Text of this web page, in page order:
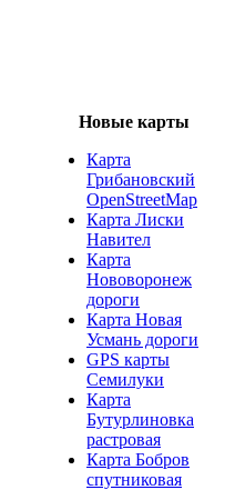
Новые карты
Карта
Грибановский
OpenStreetMap
Карта Лиски
Навител
Карта
Нововоронеж
дороги
Карта Новая
Усмань дороги
GPS карты
Семилуки
Карта
Бутурлиновка
растровая
Карта Бобров
спутниковая